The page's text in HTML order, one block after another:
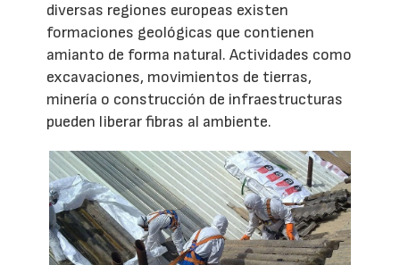
diversas regiones europeas existen
formaciones geológicas que contienen
amianto de forma natural. Actividades como
excavaciones, movimientos de tierras,
minería o construcción de infraestructuras
pueden liberar fibras al ambiente.